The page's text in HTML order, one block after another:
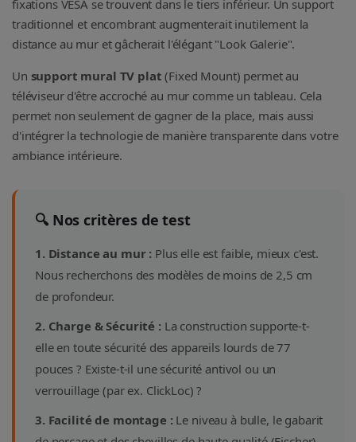
fixations VESA se trouvent dans le tiers inférieur. Un support
traditionnel et encombrant augmenterait inutilement la
distance au mur et gâcherait l'élégant "Look Galerie".
Un support mural TV plat (Fixed Mount) permet au
téléviseur d'être accroché au mur comme un tableau. Cela
permet non seulement de gagner de la place, mais aussi
d'intégrer la technologie de manière transparente dans votre
ambiance intérieure.
🔍 Nos critères de test
1. Distance au mur : Plus elle est faible, mieux c'est.
Nous recherchons des modèles de moins de 2,5 cm
de profondeur.
2. Charge & Sécurité :La construction supporte-t-
elle en toute sécurité des appareils lourds de 77
pouces ? Existe-t-il une sécurité antivol ou un
verrouillage (par ex. ClickLoc) ?
3. Facilité de montage :Le niveau à bulle, le gabarit